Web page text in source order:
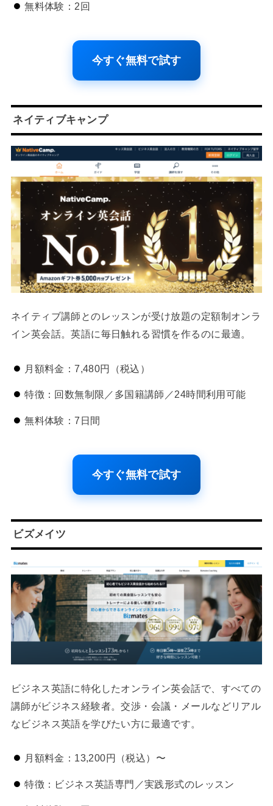
無料体験：2回
今すぐ無料で試す
ネイティブキャンプ
ネイティブ講師とのレッスンが受け放題の定額制オンラ
イン英会話。英語に毎日触れる習慣を作るのに最適。
月額料金：7,480円（税込）
特徴：回数無制限／多国籍講師／24時間利用可能
無料体験：7日間
今すぐ無料で試す
ビズメイツ
ビジネス英語に特化したオンライン英会話で、すべての
講師がビジネス経験者。交渉・会議・メールなどリアル
なビジネス英語を学びたい方に最適です。
月額料金：13,200円（税込）〜
特徴：ビジネス英語専門／実践形式のレッスン